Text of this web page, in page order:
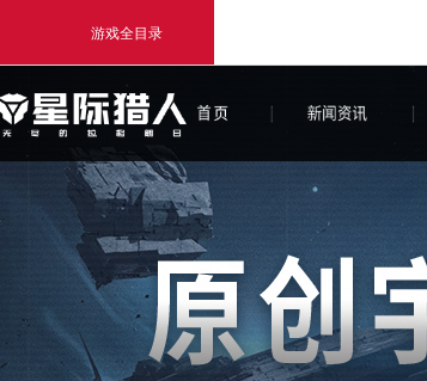
游戏全目录
网易游戏
游戏爱好者